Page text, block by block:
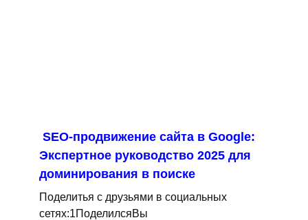
SEO-продвижение сайта в Google:
Экспертное руководство 2025 для
доминирования в поиске
Поделитья с друзьями в социальных
сетях:1ПоделилсяВы